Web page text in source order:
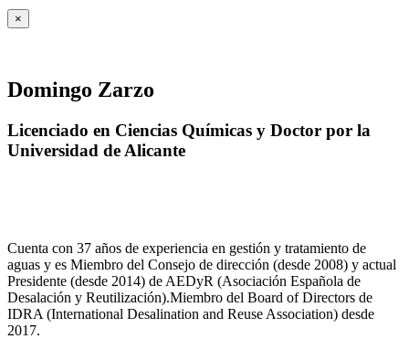
×
Domingo Zarzo
Licenciado en Ciencias Químicas y Doctor por la
Universidad de Alicante
Cuenta con 37 años de experiencia en gestión y tratamiento de
aguas y es Miembro del Consejo de dirección (desde 2008) y actual
Presidente (desde 2014) de AEDyR (Asociación Española de
Desalación y Reutilización).Miembro del Board of Directors de
IDRA (International Desalination and Reuse Association) desde
2017.